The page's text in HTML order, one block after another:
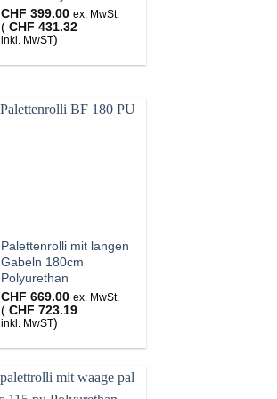
CHF 399.00 ex. MwSt.
(CHF 431.32
inkl. MwST)
Palettenrolli mit langen
Gabeln 180cm
Polyurethan
CHF 669.00 ex. MwSt.
(CHF 723.19
inkl. MwST )